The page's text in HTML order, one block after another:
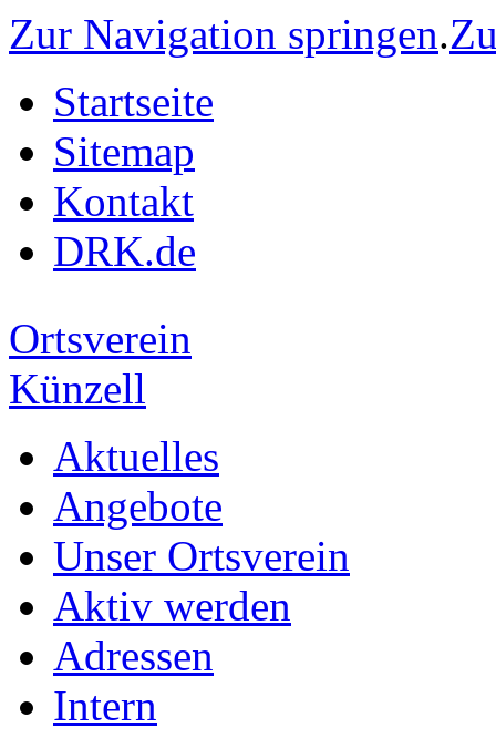
Zur Navigation springen.
Startseite
Sitemap
Kontakt
DRK.de
Ortsverein
Künzell
Aktuelles
Angebote
Unser Ortsverein
Aktiv werden
Adressen
Intern